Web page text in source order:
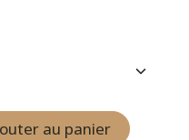
au panier